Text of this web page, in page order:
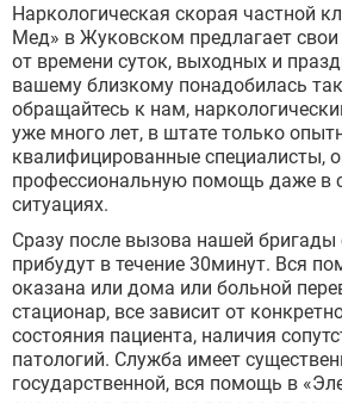
Наркологическая скорая частной
Мед» в Жуковском предлагает свои
от времени суток, выходных и
вашему близкому понадобилась
обращайтесь к нам,
уже много лет, в штате только
квалифицированные специалисты,
профессиональную помощь даже в
ситуациях.
Сразу после вызова нашей бригады
прибудут в течение 30минут. Вся
оказана или дома или больной
стационар, все зависит от
состояния пациента, наличия
патологий. Служба имеет
государственной, вся помощь в